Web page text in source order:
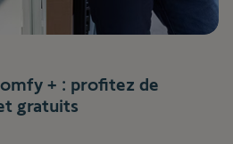
+ : profitez de
gratuits